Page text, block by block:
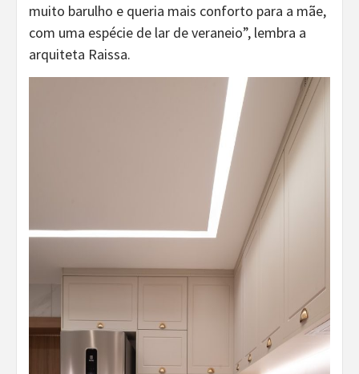
muito barulho e queria mais conforto para a mãe,
com uma espécie de lar de veraneio”, lembra a
arquiteta Raissa.